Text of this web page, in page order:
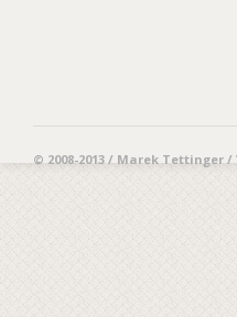
© 2008-2013 / Marek Tettinger